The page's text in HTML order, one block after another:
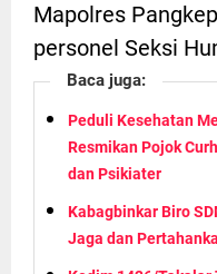
Mapolres
personel Seksi
Baca juga:
Peduli Kesehatan
Resmikan Pojok
dan Psikiater
Kabagbinkar Biro
Jaga dan